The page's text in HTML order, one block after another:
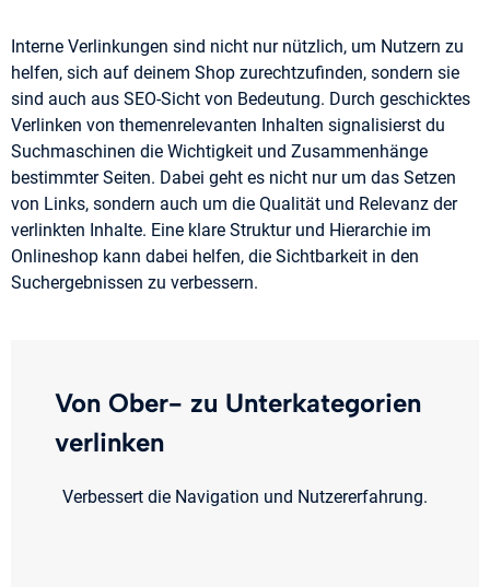
Interne Verlinkungen sind nicht nur nützlich, um Nutzern zu
helfen, sich auf deinem Shop zurechtzufinden, sondern sie
sind auch aus SEO-Sicht von Bedeutung. Durch geschicktes
Verlinken von themenrelevanten Inhalten signalisierst du
Suchmaschinen die Wichtigkeit und Zusammenhänge
bestimmter Seiten. Dabei geht es nicht nur um das Setzen
von Links, sondern auch um die Qualität und Relevanz der
verlinkten Inhalte. Eine klare Struktur und Hierarchie im
Onlineshop kann dabei helfen, die Sichtbarkeit in den
Suchergebnissen zu verbessern.
Von Ober- zu Unterkategorien
verlinken
Verbessert die Navigation und Nutzererfahrung.